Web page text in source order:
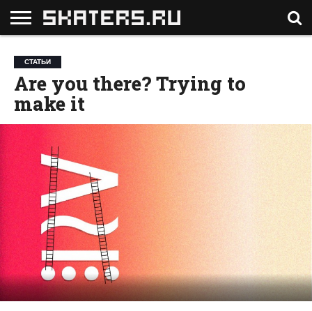
ВИДЕО
НОВОСТИ
ФОТОГРАФИИ
СОБЫТИЯ
СТАТЬИ
ЛИЦА
МУЗЫКА
ФОРУМ
СТАТЬИ
Are you there? Trying to
make it